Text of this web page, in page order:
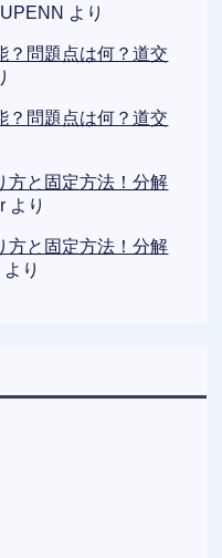
より
？問題点は何？道交
？問題点は何？道交
方と固定方法！分解
より
方と固定方法！分解
より